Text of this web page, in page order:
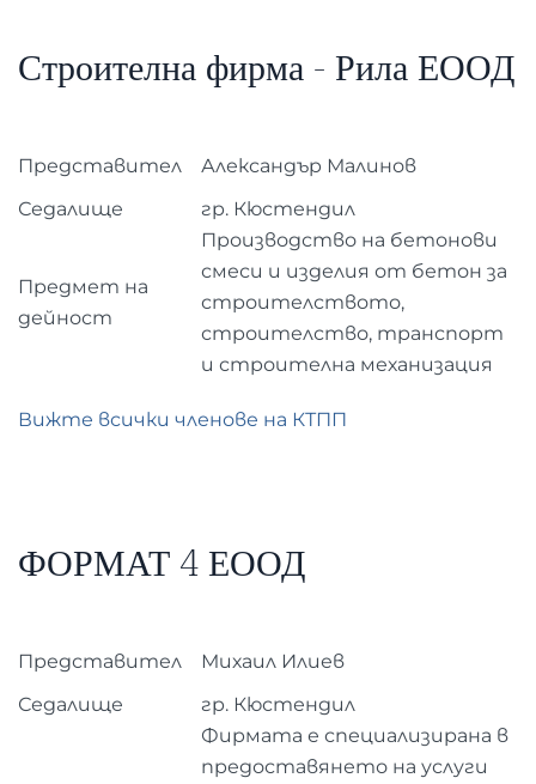
Строителна фирма - Рила ЕООД
Представител
Александър Малинов
Седалище
гр. Кюстендил
Предмет на
дейност
Производство на бетонови
смеси и изделия от бетон за
строителството,
строителство, транспорт
и строителна механизация
Вижте всички членове на КТПП
ФОРМАТ 4 ЕООД
Представител
Михаил Илиев
Седалище
гр. Кюстендил
Фирмата е специализирана в
предоставянето на услуги